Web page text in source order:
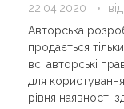
Бізнес допомога
22.04.2020 від
Авторська
продається
всі авторські
для
рівня наявності